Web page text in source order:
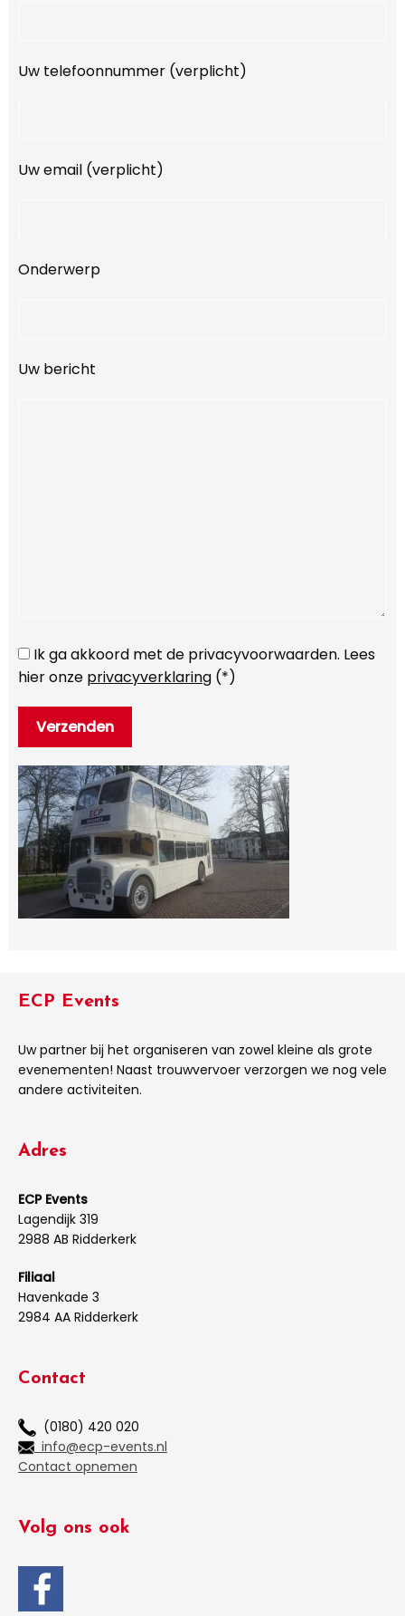
Uw telefoonnummer (verplicht)
Uw email (verplicht)
Onderwerp
Uw bericht
Ik ga akkoord met de privacyvoorwaarden. Lees
hier onze privacyverklaring (*)
ECP Events
Uw partner bij het organiseren van zowel kleine als grote
evenementen! Naast trouwvervoer verzorgen we nog vele
andere activiteiten.
Adres
ECP Events
Lagendijk 319
2988 AB Ridderkerk
Filiaal
Havenkade 3
2984 AA Ridderkerk
Contact
(0180) 420 020
info@ecp-events.nl
Contact opnemen
Volg ons ook